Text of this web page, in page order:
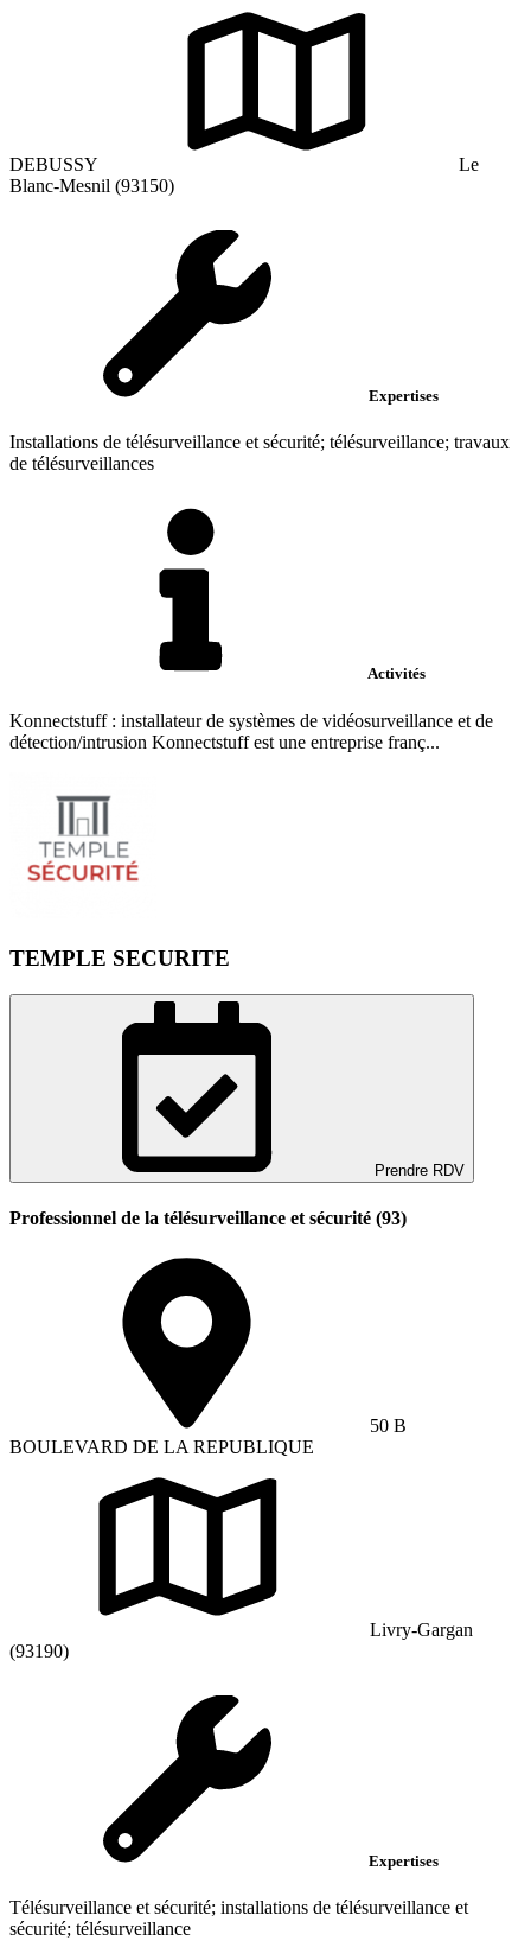
DEBUSSY
Le
Blanc-Mesnil (93150)
Expertises
Installations de télésurveillance et sécurité; télésurveillance; travaux
de télésurveillances
Activités
Konnectstuff : installateur de systèmes de vidéosurveillance et de
détection/intrusion Konnectstuff est une entreprise franç...
TEMPLE SECURITE
Prendre RDV
Professionnel de la télésurveillance et sécurité (93)
50 B
BOULEVARD DE LA REPUBLIQUE
Livry-Gargan
(93190)
Expertises
Télésurveillance et sécurité; installations de télésurveillance et
sécurité; télésurveillance